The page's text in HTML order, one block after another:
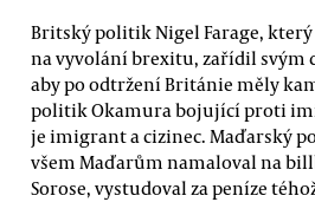
Britský politik Nigel Farage,
na vyvolání brexitu, zařídil svým
aby po odtržení Británie měly
politik Okamura bojující proti
je imigrant a cizinec. Maďarský
všem Maďarům namaloval na
Sorose, vystudoval za peníze